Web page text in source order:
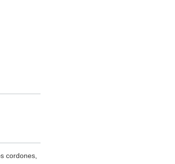
cordones,